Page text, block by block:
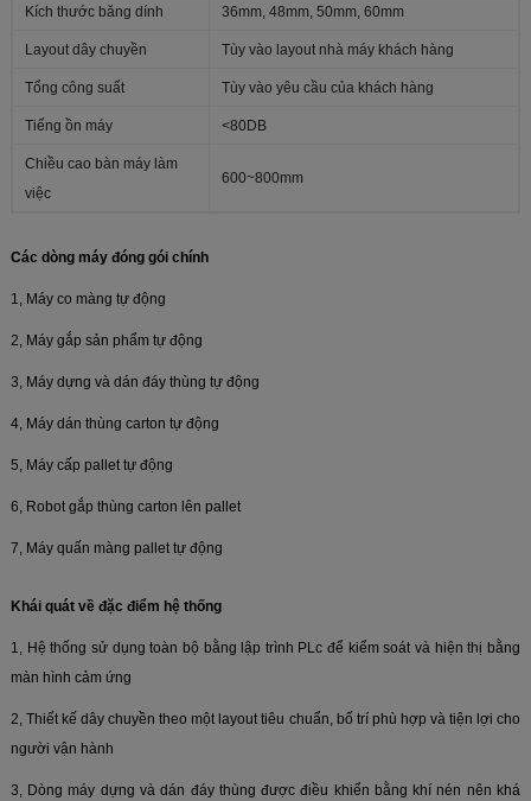
Kích thước băng dính 36mm, 48mm, 50mm, 60mm
Layout dây chuyền Tùy vào layout nhà máy khách hàng
Tổng công suất Tùy vào yêu cầu của khách hàng
Tiếng ồn máy <80DB
Chiều cao bàn máy làm
việc
600~800mm
Các dòng máy đóng gói chính
1, Máy co màng tự động
2, Máy gắp sản phẩm tự động
3, Máy dựng và dán đáy thùng tự động
4, Máy dán thùng carton tự động
5, Máy cấp pallet tự động
6, Robot gắp thùng carton lên pallet
7, Máy quấn màng pallet tự động
Khái quát về đặc điểm hệ thống
1, Hệ thống sử dụng toàn bộ bằng lập trình PLc để kiểm soát và hiện thị bằng
màn hình cảm ứng
2, Thiết kế dây chuyền theo một layout tiêu chuẩn, bố trí phù hợp và tiện lợi cho
người vận hành
3, Dòng máy dựng và dán đáy thùng được điều khiển bằng khí nén nên khá